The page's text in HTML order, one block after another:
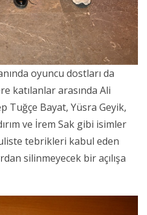
oyuncu dostları da
katılanlar arasında Ali
Tuğçe Bayat, Yüsra Geyik,
ve İrem Sak gibi isimler
tebrikleri kabul eden
silinmeyecek bir açılışa